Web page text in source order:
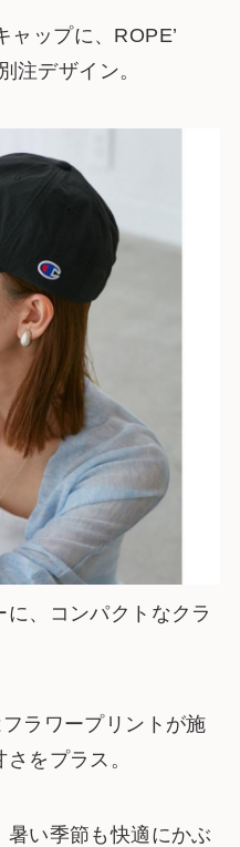
ャップに、ROPE’
注デザイン。
、コンパクトなクラ
ラワープリントが施
をプラス。
い季節も快適にかぶ